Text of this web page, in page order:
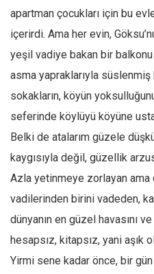
Kültür Sanat
Kitap
Karisi kitap sualleri
7 soruda bu hafta
Ekonomi
Gıda-Beslenme
Hayat
Türkiye
Siyaset
apartman çocukları için bu
içerirdi. Ama her evin,
yeşil vadiye bakan bir
asma yapraklarıyla
sokakların, köyün
seferinde köylüyü köyüne
Belki de atalarım güzele
kaygısıyla değil, güzellik
Azla yetinmeye zorlayan ama
vadilerinden birini vadeden,
dünyanın en güzel havasını
hesapsız, kitapsız, yani aşık
Yirmi sene kadar önce, bir